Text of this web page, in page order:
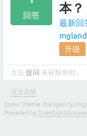
回答
本？
最新回
mgland
升级
点击 提问 来获取帮助。
发送反馈
Snow Theme changed by
Powered by Question2Answer